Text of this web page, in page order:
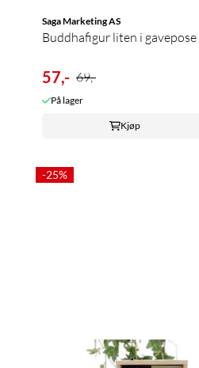
Saga Marketing AS
Buddhafigur liten i gavepose ...
57,- 69,-
På lager
Kjøp
-25%